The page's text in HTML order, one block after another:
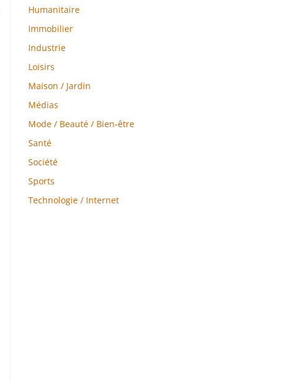
Humanitaire
Immobilier
Industrie
Loisirs
Maison / Jardin
Médias
Mode / Beauté / Bien-être
Santé
Société
Sports
Technologie / Internet